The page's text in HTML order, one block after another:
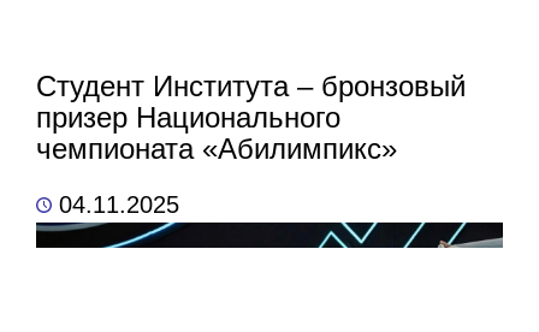
Студент Института – бронзовый
призер Национального
чемпионата «Абилимпикс»
04.11.2025